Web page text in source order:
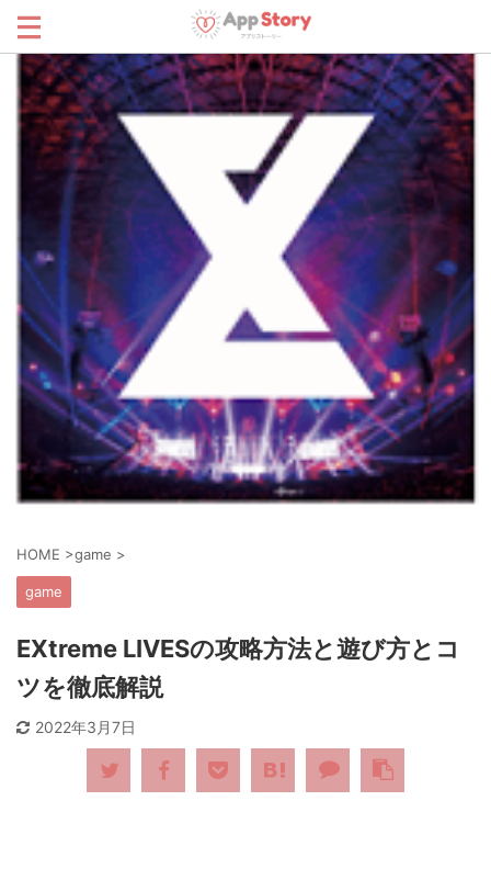
HOME >game >
game
EXtreme LIVESの攻略方法と遊び方とコ
ツを徹底解説
2022年3月7日